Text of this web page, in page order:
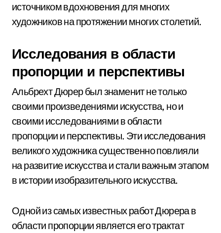
источником вдохновения для многих
художников на протяжении многих столетий.
Исследования в области
пропорции и перспективы
Альбрехт Дюрер был знаменит не только
своими произведениями искусства, но и
своими исследованиями в области
пропорции и перспективы. Эти исследования
великого художника существенно повлияли
на развитие искусства и стали важным этапом
в истории изобразительного искусства.
Одной из самых известных работ Дюрера в
области пропорции является его трактат